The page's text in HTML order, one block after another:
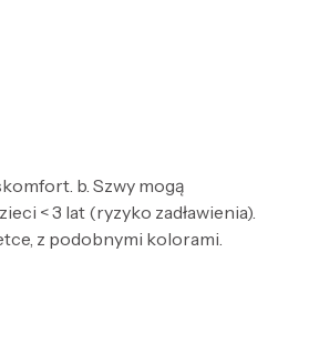
b. Szwy mogą
< 3 lat (ryzyko zadławienia).
z podobnymi kolorami.